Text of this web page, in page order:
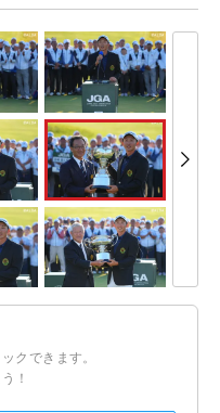
クできます。
！